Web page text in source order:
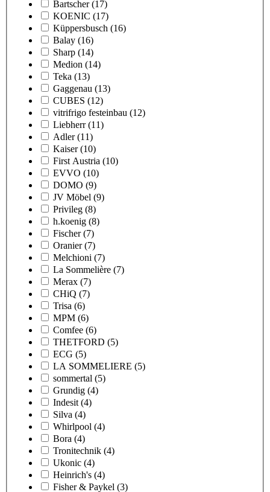
Bartscher (17)
KOENIC (17)
Küppersbusch (16)
Balay (16)
Sharp (14)
Medion (14)
Teka (13)
Gaggenau (13)
CUBES (12)
vitrifrigo festeinbau (12)
Liebherr (11)
Adler (11)
Kaiser (10)
First Austria (10)
EVVO (10)
DOMO (9)
JV Möbel (9)
Privileg (8)
h.koenig (8)
Fischer (7)
Oranier (7)
Melchioni (7)
La Sommelière (7)
Merax (7)
CHiQ (7)
Trisa (6)
MPM (6)
Comfee (6)
THETFORD (5)
ECG (5)
LA SOMMELIERE (5)
sommertal (5)
Grundig (4)
Indesit (4)
Silva (4)
Whirlpool (4)
Bora (4)
Tronitechnik (4)
Ukonic (4)
Heinrich's (4)
Fisher & Paykel (3)